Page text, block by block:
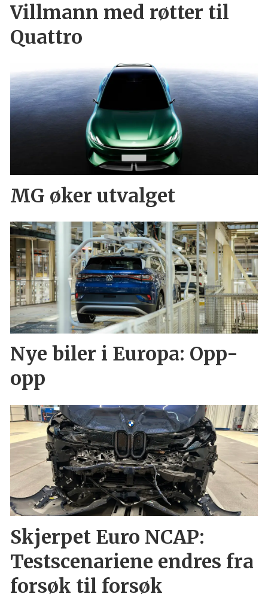
Villmann med røtter til
Quattro
MG øker utvalget
Nye biler i Europa: Opp-
opp
Skjerpet Euro NCAP:
Testscenariene endres fra
forsøk til forsøk